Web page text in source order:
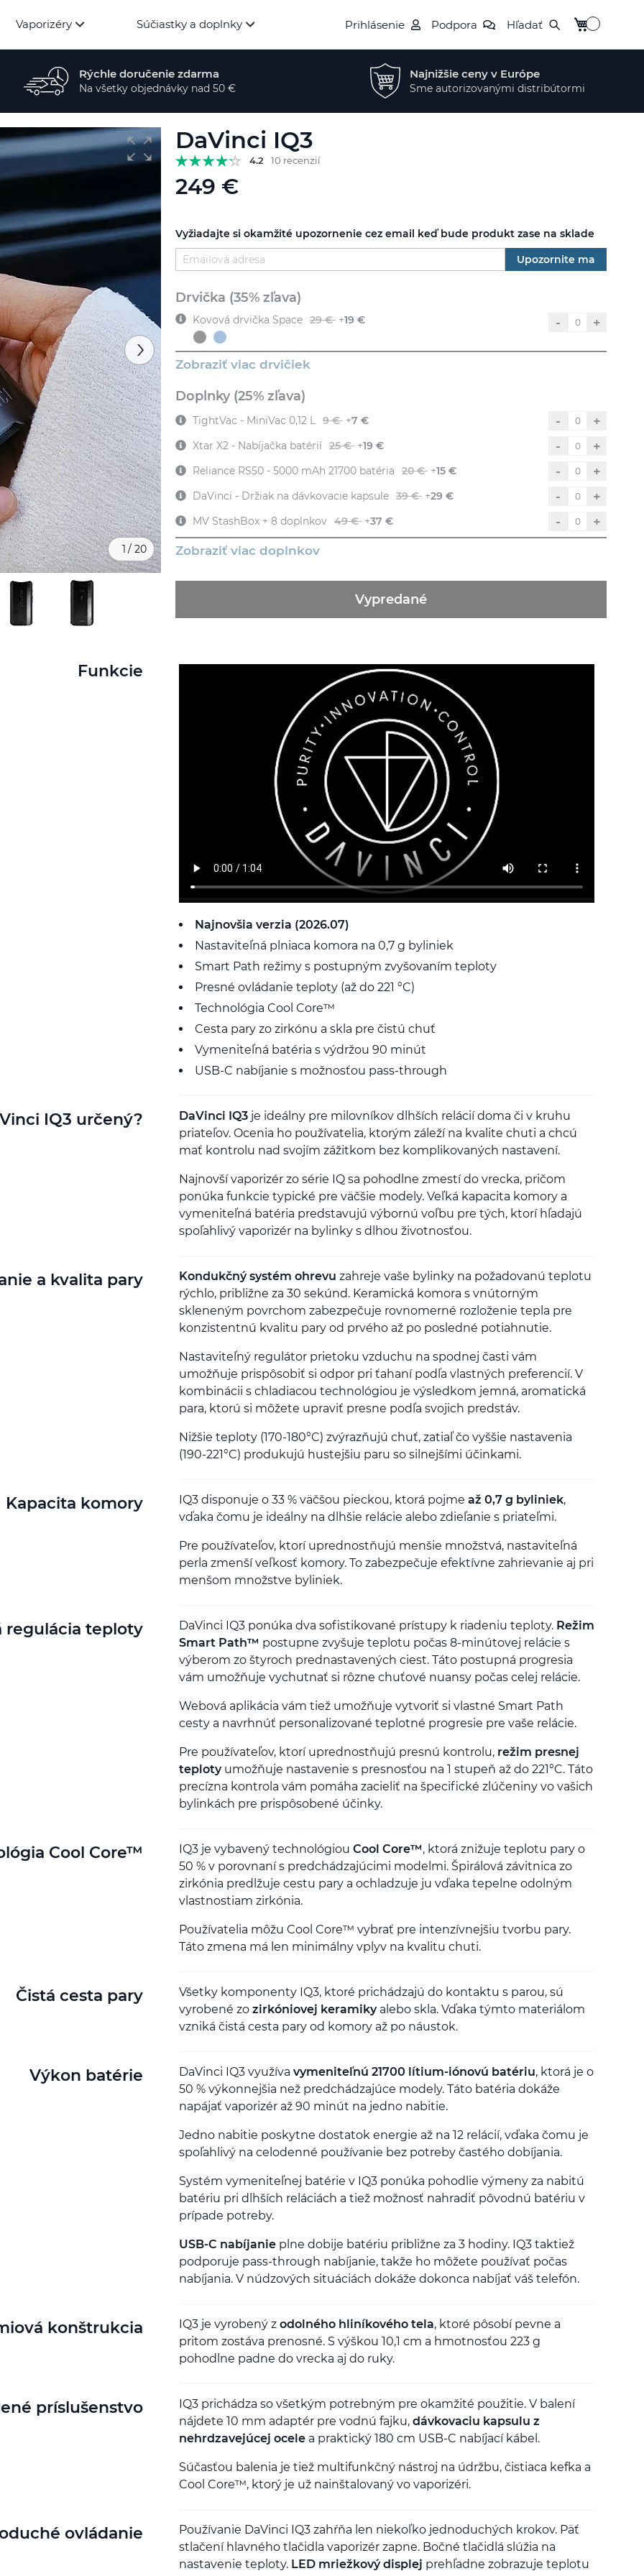
Vaporizéry Súčiastky a doplnky Prihlásenie Podpora Hľadať Môj košík
Rýchle doručenie zdarma
Na všetky objednávky nad 50 €
Najnižšie ceny v Európe
Sme autorizovanými distribútormi
DaVinci IQ3
4.2 10 recenzií
249 €
Vyžiadajte si okamžité upozornenie cez email keď bude produkt zase na sklade
Upozornite ma
Drvička (35% zľava)
-
+
Kovová drvička Space 29 € +19 €
Zobraziť viac drvičiek
Doplnky (25% zľava)
-
+
TightVac - MiniVac 0,12 L 9 € +7 €
- +
Xtar X2 - Nabíjačka batérií 25 € +19 €
- +
Reliance RS50 - 5000 mAh 21700 batéria 20 € +15 €
- +
DaVinci - Držiak na dávkovacie kapsule 39 € +29 €
- +
MV StashBox + 8 doplnkov 49 € +37 €
Zobraziť viac doplnkov
Vypredané
1 / 20
Funkcie
Najnovšia verzia (2026.07)
Nastaviteľná plniaca komora na 0,7 g byliniek
Smart Path režimy s postupným zvyšovaním teploty
Presné ovládanie teploty (až do 221 °C)
Technológia Cool Core™
Cesta pary zo zirkónu a skla pre čistú chuť
Vymeniteľná batéria s výdržou 90 minút
USB-C nabíjanie s možnosťou pass-through
IQ3 určený? DaVinci IQ3 je ideálny pre milovníkov dlhších relácií doma či v kruhu
priateľov. Ocenia ho používatelia, ktorým záleží na kvalite chuti a chcú
mať kontrolu nad svojím zážitkom bez komplikovaných nastavení.
Najnovší vaporizér zo série IQ sa pohodlne zmestí do vrecka, pričom
ponúka funkcie typické pre väčšie modely. Veľká kapacita komory a
vymeniteľná batéria predstavujú výbornú voľbu pre tých, ktorí hľadajú
spoľahlivý vaporizér na bylinky s dlhou životnosťou.
a kvalita pary Kondukčný systém ohrevu zahreje vaše bylinky na požadovanú teplotu
rýchlo, približne za 30 sekúnd. Keramická komora s vnútorným
skleneným povrchom zabezpečuje rovnomerné rozloženie tepla pre
konzistentnú kvalitu pary od prvého až po posledné potiahnutie.
Nastaviteľný regulátor prietoku vzduchu na spodnej časti vám
umožňuje prispôsobiť si odpor pri ťahaní podľa vlastných preferencií. V
kombinácii s chladiacou technológiou je výsledkom jemná, aromatická
para, ktorú si môžete upraviť presne podľa svojich predstáv.
Nižšie teploty (170-180°C) zvýrazňujú chuť, zatiaľ čo vyššie nastavenia
(190-221°C) produkujú hustejšiu paru so silnejšími účinkami.
Kapacita komory IQ3 disponuje o 33 % väčšou pieckou, ktorá pojme až 0,7 g byliniek,
vďaka čomu je ideálny na dlhšie relácie alebo zdieľanie s priateľmi.
Pre používateľov, ktorí uprednostňujú menšie množstvá, nastaviteľná
perla zmenší veľkosť komory. To zabezpečuje efektívne zahrievanie aj pri
menšom množstve byliniek.
regulácia teploty DaVinci IQ3 ponúka dva sofistikované prístupy k riadeniu teploty. Režim
Smart Path™ postupne zvyšuje teplotu počas 8-minútovej relácie s
výberom zo štyroch prednastavených ciest. Táto postupná progresia
vám umožňuje vychutnať si rôzne chuťové nuansy počas celej relácie.
Webová aplikácia vám tiež umožňuje vytvoriť si vlastné Smart Path
cesty a navrhnúť personalizované teplotné progresie pre vaše relácie.
Pre používateľov, ktorí uprednostňujú presnú kontrolu, režim presnej
teplotyumožňuje nastavenie s presnosťou na 1 stupeň až do 221°C. Táto
precízna kontrola vám pomáha zacieliť na špecifické zlúčeniny vo vašich
bylinkách pre prispôsobené účinky.
Cool Core™ IQ3 je vybavený technológiou Cool Core™, ktorá znižuje teplotu pary o
50 % v porovnaní s predchádzajúcimi modelmi. Špirálová závitnica zo
zirkónia predlžuje cestu pary a ochladzuje ju vďaka tepelne odolným
vlastnostiam zirkónia.
Používatelia môžu Cool Core™ vybrať pre intenzívnejšiu tvorbu pary.
Táto zmena má len minimálny vplyv na kvalitu chuti.
Čistá cesta pary
Všetky komponenty IQ3, ktoré prichádzajú do kontaktu s parou, sú
vyrobené zo zirkóniovej keramikyalebo skla. Vďaka týmto materiálom
vzniká čistá cesta pary od komory až po náustok.
Výkon batérie DaVinci IQ3 využíva vymeniteľnú 21700 lítium-iónovú batériu, ktorá je o
50 % výkonnejšia než predchádzajúce modely. Táto batéria dokáže
napájať vaporizér až 90 minút na jedno nabitie.
Jedno nabitie poskytne dostatok energie až na 12 relácií, vďaka čomu je
spoľahlivý na celodenné používanie bez potreby častého dobíjania.
Systém vymeniteľnej batérie v IQ3 ponúka pohodlie výmeny za nabitú
batériu pri dlhších reláciách a tiež možnosť nahradiť pôvodnú batériu v
prípade potreby.
USB-C nabíjanie plne dobije batériu približne za 3 hodiny. IQ3 taktiež
podporuje pass-through nabíjanie, takže ho môžete používať počas
nabíjania. V núdzových situáciách dokáže dokonca nabíjať váš telefón.
konštrukcia IQ3 je vyrobený z odolného hliníkového tela, ktoré pôsobí pevne a
pritom zostáva prenosné. S výškou 10,1 cm a hmotnosťou 223 g
pohodlne padne do vrecka aj do ruky.
príslušenstvo
IQ3 prichádza so všetkým potrebným pre okamžité použitie. V balení
nájdete 10 mm adaptér pre vodnú fajku, dávkovaciu kapsulu z
nehrdzavejúcej ocele a praktický 180 cm USB-C nabíjací kábel.
Súčasťou balenia je tiež multifunkčný nástroj na údržbu, čistiaca kefka a
Cool Core™, ktorý je už nainštalovaný vo vaporizéri.
ovládanie
Používanie DaVinci IQ3 zahŕňa len niekoľko jednoduchých krokov. Päť
stlačení hlavného tlačidla vaporizér zapne. Bočné tlačidlá slúžia na
nastavenie teploty. LED mriežkový displej prehľadne zobrazuje teplotu